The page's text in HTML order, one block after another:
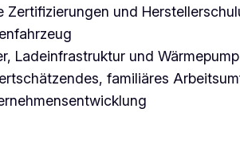
und
Ladeinfrastruktur und
familiäres